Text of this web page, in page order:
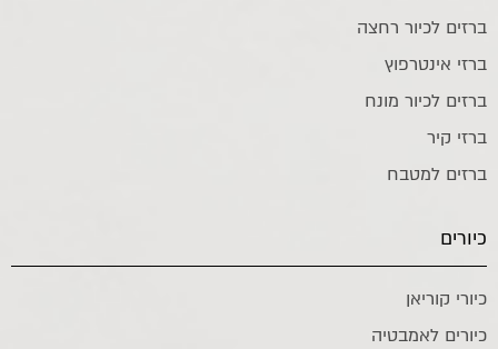
ברזים לכיור רחצה
ברזי אינטרפוץ
ברזים לכיור מונח
ברזי קיר
ברזים למטבח
כיורים
כיורי קוריאן
כיורים לאמבטיה